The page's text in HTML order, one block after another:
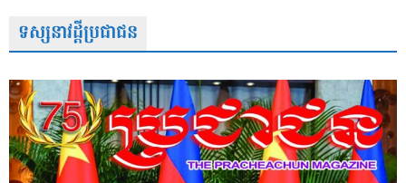
ទស្សនាវដ្តីប្រជាជន